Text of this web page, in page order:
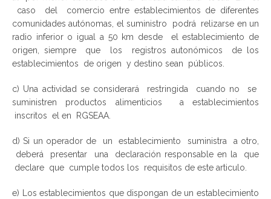
caso del comercio entre establecimientos de diferentes
comunidades autónomas, el suministro podrá relizarse en un
radio inferior o igual a 50 km desde el establecimiento de
origen, siempre que los registros autonómicos de los
establecimientos de origen y destino sean públicos.
c) Una actividad se considerará restringida cuando no se
suministren productos alimenticios a establecimientos
inscritos el en RGSEAA.
d) Si un operador de un establecimiento suministra a otro,
deberá presentar una declaración responsable en la que
declare que cumple todos los requisitos de este articulo.
e) Los establecimientos que dispongan de un establecimiento